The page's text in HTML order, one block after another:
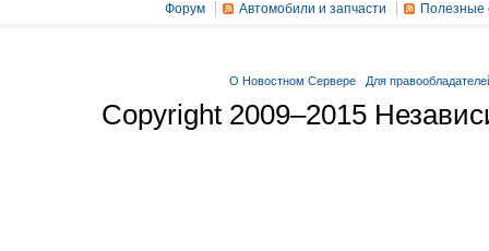
Форум Автомобили и запчасти Полезные
О Новостном Сервере Для
Copyright 2009–2015